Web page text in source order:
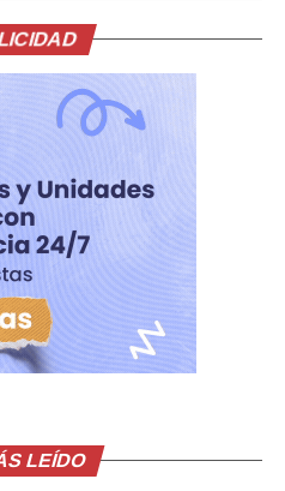
reiterar su llamado al
quienes cometan este
las consecuencias
LEÍDO